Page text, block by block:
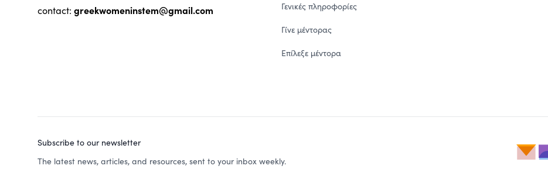
contact: greekwomeninstem@gmail.com Γενικές πληροφορίες
Γίνε μέντορας
Επίλεξε μέντορα
Subscribe to our newsletter
The latest news, articles, and resources, sent to your inbox weekly.
Email